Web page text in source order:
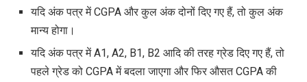
यदि अंक पत्र में CGPA और कुल अंक दोनों दिए गए हैं, तो कुल अंक
मान्य होगा।
यदि अंक पत्र में A1, A2, B1, B2 आदि की तरह ग्रेड दिए गए हैं, तो
पहले ग्रेड को CGPA में बदला जाएगा और फिर औसत CGPA की